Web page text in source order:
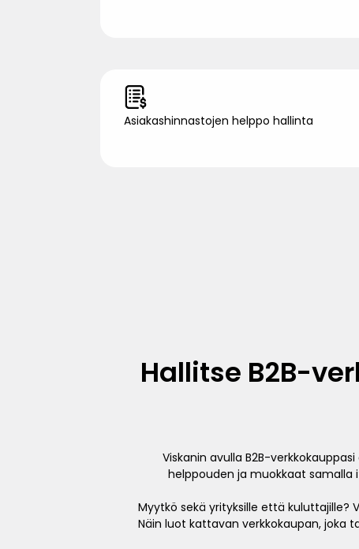
Asiakashinnastojen helppo hallinta
Hallitse B2B-
Viskanin avulla B2B-
helppouden ja muokkaat samalla
Myytkö sekä yrityksille että kuluttajille?
Näin luot kattavan verkkokaupan, joka